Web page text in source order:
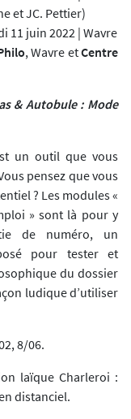
et JC. Pettier)
11 juin 2022 | Wavre
, Wavre etCentre
& Autobule : Mode
un outil que vous
pensez que vous
? Les modules «
» sont là pour y
de numéro, un
pour tester et
du dossier
ludique d’utiliser
8/06.
laïque Charleroi :
distanciel.